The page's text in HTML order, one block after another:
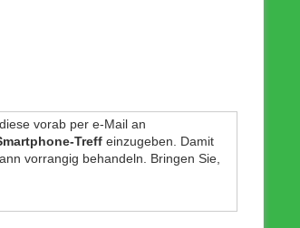
vorab per e-Mail an
Treff einzugeben. Damit
vorrangig behandeln. Bringen Sie,